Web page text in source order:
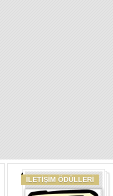
İLETİŞİM ÖDÜLLERİ